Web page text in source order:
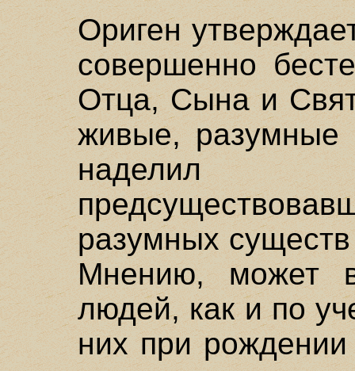
Ориген
совершенно
Отца, Сына и
живые, разумные
наделил
разумных
Мнению, может
людей, как и по
них при